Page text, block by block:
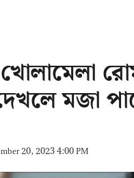
মজা
20, 2023 4:00 PM